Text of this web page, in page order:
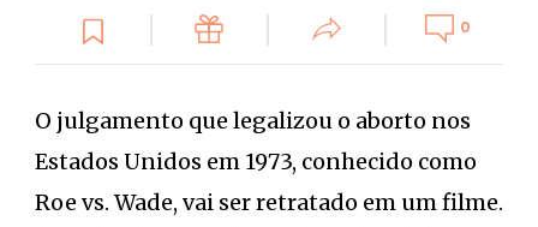
0
O julgamento que legalizou o aborto nos
Estados Unidos em 1973, conhecido como
Roe vs. Wade, vai ser retratado em um filme.